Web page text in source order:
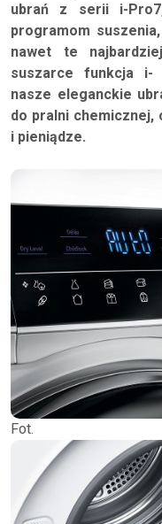
ubrań z serii i-
programom
nawet te
suszarce funkcja i-
nasze eleganckie
do pralni chemicznej,
i pieniądze.